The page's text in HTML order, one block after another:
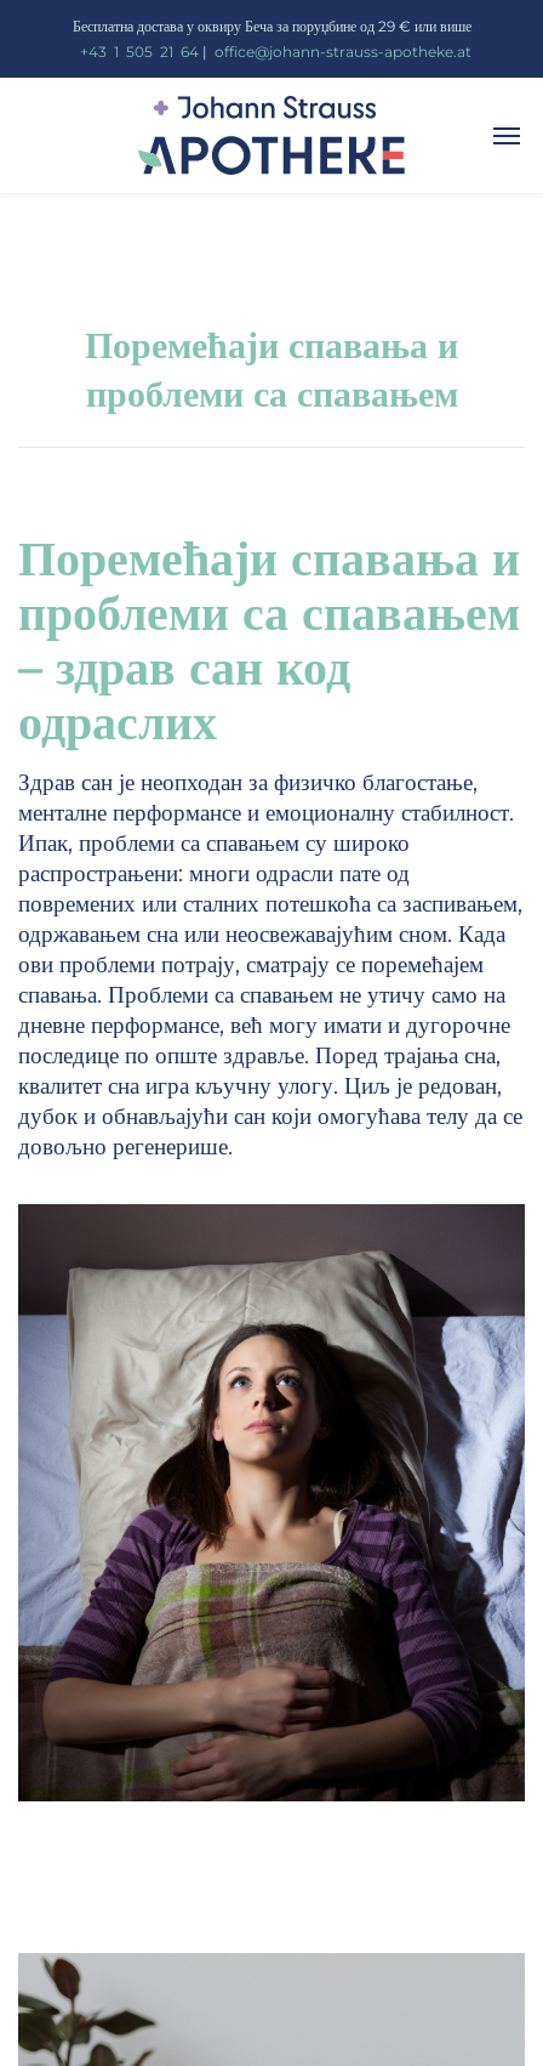
Бесплатна достава у оквиру Беча за поруџбине од 29 € или више
+43 1 505_ 21 64| office@johann-strauss-apotheke.at
Поремећаји спавања и
проблеми са спавањем
Поремећаји спавања и
проблеми са спавањем
– здрав сан код
одраслих
Здрав сан је неопходан за физичко благостање,
менталне перформансе и емоционалну стабилност.
Ипак, проблеми са спавањем су широко
распрострањени: многи одрасли пате од
повремених или сталних потешкоћа са заспивањем,
одржавањем сна или неосвежавајућим сном. Када
ови проблеми потрају, сматрају се поремећајем
спавања. Проблеми са спавањем не утичу само на
дневне перформансе, већ могу имати и дугорочне
последице по опште здравље. Поред трајања сна,
квалитет сна игра кључну улогу. Циљ је редован,
дубок и обнављајући сан који омогућава телу да се
довољно регенерише.